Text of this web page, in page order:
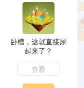
卧槽，这就直接尿
起来了？
查看